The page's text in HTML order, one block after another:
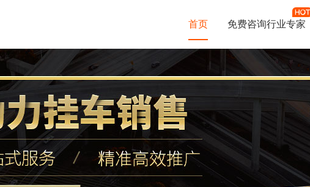
首页 免费咨询行业专家